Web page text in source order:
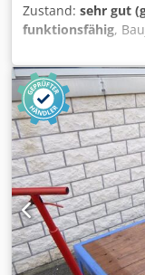
Zustand: sehr gut
funktionsfähig,
Nutzlast 25t -
Ladefläche
Acysha Sehr guter
verladen
in 75053
bitte mit PLZ